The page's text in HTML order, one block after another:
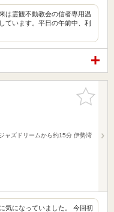
は霊観不動教会の信者専用温
ています。平日の午前中、利
お気に入
りに追加
ャズドリームから約15分 伊勢湾
気になっていました。 今回初